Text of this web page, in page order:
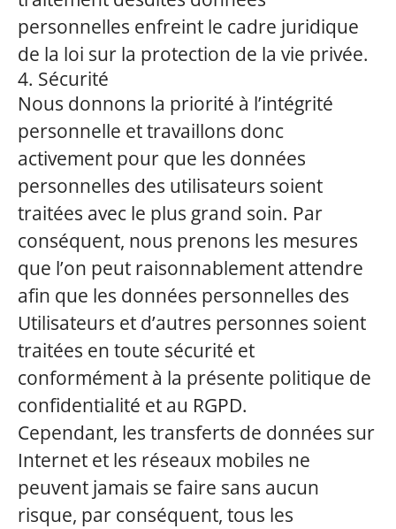
personnelles enfreint le cadre juridique
de la loi sur la protection de la vie privée.
4. Sécurité
Nous donnons la priorité à l’intégrité
personnelle et travaillons donc
activement pour que les données
personnelles des utilisateurs soient
traitées avec le plus grand soin. Par
conséquent, nous prenons les mesures
que l’on peut raisonnablement attendre
afin que les données personnelles des
Utilisateurs et d’autres personnes soient
traitées en toute sécurité et
conformément à la présente politique de
confidentialité et au RGPD.
Cependant, les transferts de données sur
Internet et les réseaux mobiles ne
peuvent jamais se faire sans aucun
risque, par conséquent, tous les